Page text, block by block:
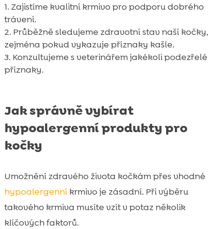
Zajistíme kvalitní krmivo pro podporu dobrého
trávení.
Průběžně sledujeme zdravotní stav naší kočky,
zejména pokud vykazuje příznaky kašle.
Konzultujeme s veterinářem jakékoli podezřelé
příznaky.
Jak správně vybírat
hypoalergenní produkty pro
kočky
Umožnění zdravého života kočkám přes vhodné
hypoalergenníkrmivo je zásadní. Při výběru
takového krmiva musíte vzít v potaz několik
klíčových faktorů.